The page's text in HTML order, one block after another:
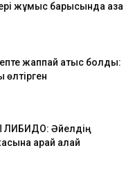
жұмыс барысында қаза
жаппай атыс болды:
өлтірген
ЛИБИДО: Әйелдің
қарай қалай